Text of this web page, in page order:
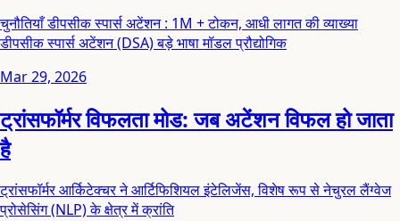
चुनौतियाँ डीपसीक स्पार्स अटेंशन : 1M + टोकन, आधी लागत की व्याख्या
डीपसीक स्पार्स अटेंशन (DSA) बड़े भाषा मॉडल प्रौद्योगिक
Mar 29, 2026
ट्रांसफॉर्मर विफलता मोड: जब अटेंशन विफल हो जाता
है
ट्रांसफॉर्मर आर्किटेक्चर ने आर्टिफिशियल इंटेलिजेंस, विशेष रूप से नेचुरल लैंग्वेज
प्रोसेसिंग (NLP) के क्षेत्र में क्रांति